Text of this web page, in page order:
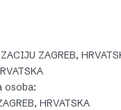
ZAGREB,
osoba:
HRVATSKA